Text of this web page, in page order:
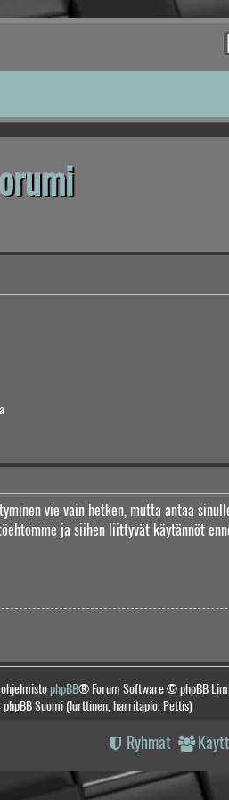
vie vain hetken, mutta antaa
ja siihen liittyvät käytännöt
phpBB® Forum Software © phpBB
phpBB Suomi (lurttinen, harritapio, Pettis)
Ryhmät